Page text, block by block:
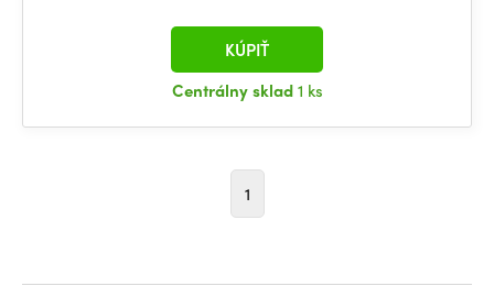
Centrálny sklad1 ks
KÚPIŤ
1